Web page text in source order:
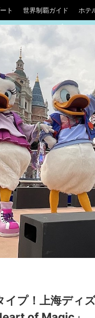
ト 世界制覇ガイド ホテ
イプ！上海ディ